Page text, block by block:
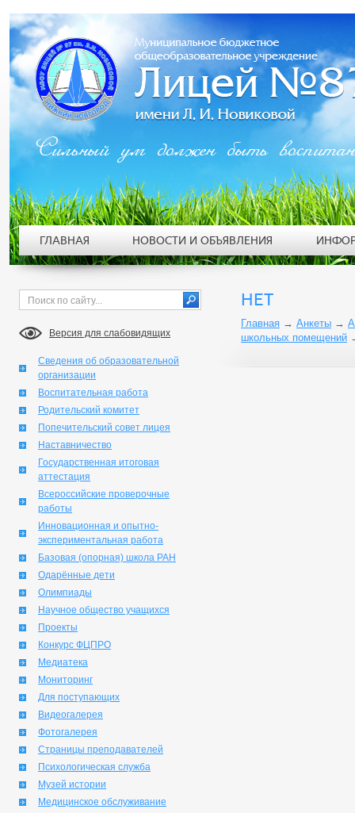
Версия для слабовидящих
Сведения об образовательной
организации
Воспитательная работа
Родительский комитет
Попечительский совет лицея
Наставничество
Государственная итоговая
аттестация
Всероссийские проверочные
работы
Инновационная и опытно-
экспериментальная работа
Базовая (опорная) школа РАН
Одарённые дети
Олимпиады
Научное общество учащихся
Проекты
Конкурс ФЦПРО
Медиатека
Мониторинг
Для поступающих
Видеогалерея
Фотогалерея
Страницы преподавателей
Психологическая служба
Музей истории
Медицинское обслуживание
НЕТ
Главная → Анкеты →
школьных помещений
Сильный ум должен быть
ГЛАВНАЯ НОВОСТИ И ОБЪЯВЛЕНИЯ